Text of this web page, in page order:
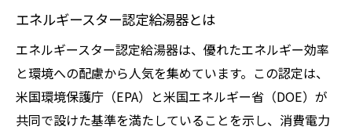
エネルギースター認定給湯器とは
エネルギースター認定給湯器は、優れたエネルギー効率
と環境への配慮から人気を集めています。この認定は、
米国環境保護庁（EPA）と米国エネルギー省（DOE）が
共同で設けた基準を満たしていることを示し、消費電力